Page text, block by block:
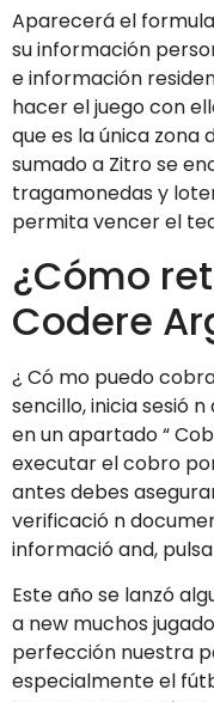
Aparecerá el
su información
e información
hacer el juego con
que es la única zona
sumado a Zitro se
tragamonedas y
permita vencer el
¿Cómo
Codere
¿ Có mo puedo
sencillo, inicia sesió
en un apartado “
executar el cobro
antes debes
verificació n
informació and,
Este año se lanzó
a new muchos
perfección nuestra
especialmente el